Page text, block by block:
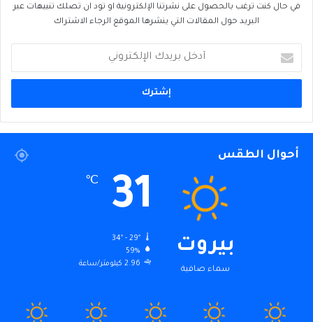
في حال كنت ترغب بالحصول على نشرتنا الإلكترونية او تود ان تصلك تنبيهات عبر
البريد حول المقالات التي ينشرها الموقع الرجاء الاشتراك
بريدك
الإلكتروني
أحوال الطقس
بيروت
سماء صافية
31
℃
34º - 29º
59%
2.96 كيلومتر/ساعة